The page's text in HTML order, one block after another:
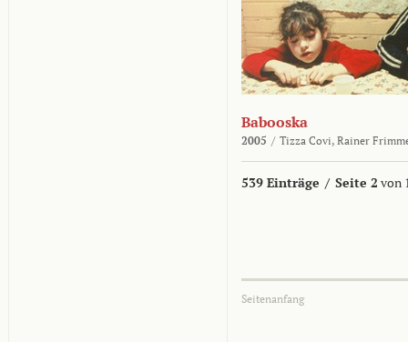
Babooska
2005 / Tizza Covi, Rainer
539 Einträge / Seite 2 von
Seitenanfang